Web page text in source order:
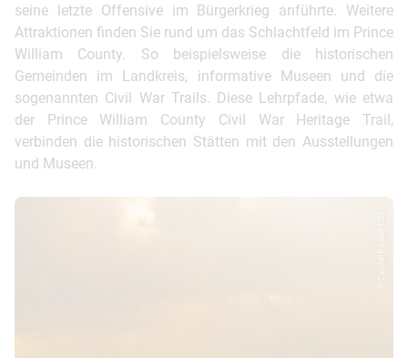
seine letzte Offensive im Bürgerkrieg anführte. Weitere
Attraktionen finden Sie rund um das Schlachtfeld im Prince
William County. So beispielsweise die historischen
Gemeinden im Landkreis, informative Museen und die
sogenannten Civil War Trails. Diese Lehrpfade, wie etwa
der Prince William County Civil War Heritage Trail,
verbinden die historischen Stätten mit den Ausstellungen
und Museen.
© Capital Region USA